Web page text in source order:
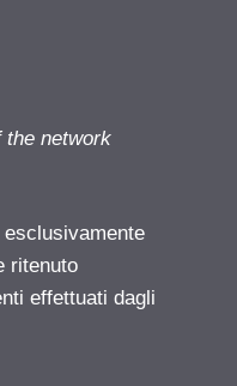
the network
ritenuto
effettuati dagli